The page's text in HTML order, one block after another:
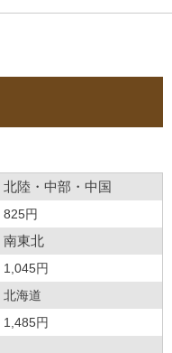
北陸・中部・中国
825円
南東北
1,045円
北海道
1,485円